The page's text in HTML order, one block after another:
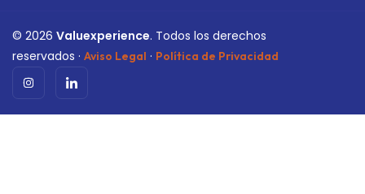
© 2026 Valuexperience. Todos los derechos
reservados · Aviso Legal · Política de Privacidad